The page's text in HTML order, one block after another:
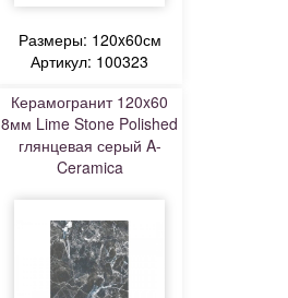
Размеры: 120x60см
Артикул: 100323
Керамогранит 120x60
8мм Lime Stone Polished
глянцевая серый A-
Ceramica